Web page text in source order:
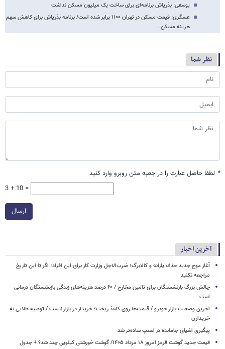
یوسفی: بذرپاش برنامه‌ای برای ساخت یک میلیون مسکن نداشت
عسگری: قیمت مسکن در تهران ۱۱۰۰ برابر شده است/ برنامه بذرپاش برای کاهش سهم
هزینه مسکن…
نظر شما
* لطفا حاصل عبارت را در جعبه متن روبرو وارد کنید
3 + 10 =
ارسال
آخرین اخبار
آغاز موج جدید حذف یارانه و کالابرگ؛ ضرب‌الاجل وزارت کار برای این افراد؛ اگر تا این تاریخ
مراجعه نکنید
چالش بزرگ بازنشستگان برای تامین مخارج / ۶۰ درصد هزینه‌های زندگی بازنشستگان درمانی
است
آخرین وضعیت بازار خودرو / قیمت‌ها روی کاغذ ریخت؛ خریدار در بازار نیست / توصیه طلایی به
خریدارن
پیگیری اشیای جامانده در اسنپ ساده‌تر شد
قیمت جدید گوشت قرمز امروز ۱۸ مرداد ۱۴۰۵/ گوشت خورشتی کیلویی چند شد؟ + جدول